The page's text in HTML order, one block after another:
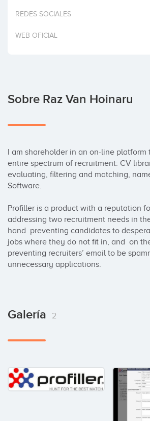
Invertir
REDES SOCIALES
WEB OFICIAL
Sobre Raz Van Hoinaru
I am shareholder in an on-line platform
entire spectrum of recruitment: CV
evaluating, filtering and matching,
Software.
Profiller is a product with a reputation
addressing two recruitment needs in
hand  preventing candidates to
jobs where they do not fit in, and  on
preventing recruiters’ email to be
unnecessary applications.
Galería 2